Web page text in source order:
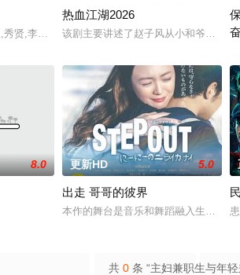
贤,李恩美,韩石峰,闵道允,尚斗,尹江善
热血江湖2026
该剧主要讲述了赵子风从小和爷爷在 奋
8.0 更新HD 5.0
出走 哥哥的彼界
本作的舞台是音乐和舞蹈融入生活的
共 0 条 “主妇兼职生与年